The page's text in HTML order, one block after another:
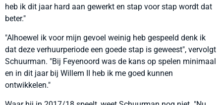
heb ik dit jaar hard aan gewerkt en stap voor stap wordt dat
beter."
"Alhoewel ik voor mijn gevoel weinig heb gespeeld denk ik
dat deze verhuurperiode een goede stap is geweest", vervolgt
Schuurman. "Bij Feyenoord was de kans op spelen minimaal
en in dit jaar bij Willem II heb ik me goed kunnen
ontwikkelen."